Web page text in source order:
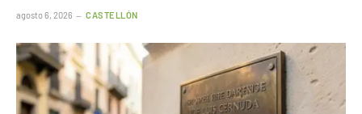
agosto 6, 2026 CASTELLÓN